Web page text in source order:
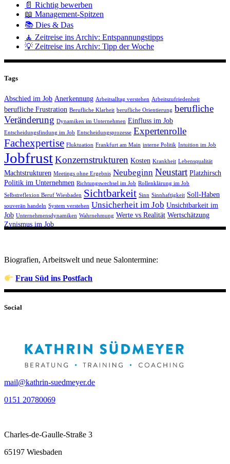
📄 Richtig bewerben
📖 Management-Spitzen
📚 Dies & Das
🧘 Zeitreise ins Archiv: Entspannungstipps
💡 Zeitreise ins Archiv: Tipp der Woche
Tags
Abschied im Job Anerkennung Arbeitsalltag verstehen Arbeitszufriedenheit
berufliche Frustration Berufliche Klarheit berufliche Orientierung berufliche
Veränderung Dynamiken im Unternehmen Einfluss im Job
Entscheidungsfindung im Job Entscheidungsprozesse Expertenrolle
Fachexpertise Fluktuation Frankfurt am Main interne Politik Intuition im Job
JobfrustKonzernstrukturen Kosten Krankheit Lebensqualität
Machtstrukturen Meetings ohne Ergebnis Neubeginn Neustart Platzhirsch
Politik im Unternehmen Richtungswechsel im Job Rollenklärung im Job
Selbstreflexion Beruf Wiesbaden Sichtbarkeit Sinn Sinnhaftigkeit Soll-Haben
souverän handeln System verstehen Unsicherheit im Job Unsichtbarkeit im
Job Unternehmensdynamiken Wahrnehmung Werte vs Realität Wertschätzung
Zynismus im Job
Biografien, Arbeitswelt und neue Salontermine:
Frau Süd ins Postfach
Social
mail@kathrin-suedmeyer.de
0151 20780069
Charles-de-Gaulle-Straße 3
65197 Wiesbaden